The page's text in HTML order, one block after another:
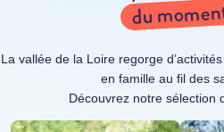
du
La vallée de la Loire regorge
en famille au fil des
Découvrez notre sélection